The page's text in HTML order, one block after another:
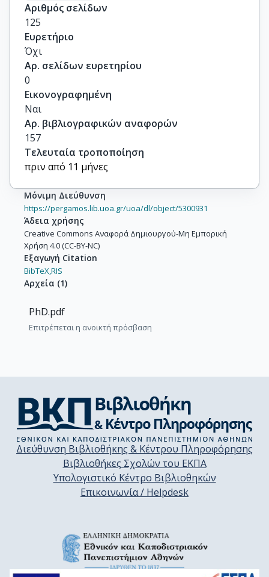
Αριθμός σελίδων
125
Ευρετήριο
Όχι
Αρ. σελίδων ευρετηρίου
0
Εικονογραφημένη
Ναι
Αρ. βιβλιογραφικών αναφορών
157
Τελευταία τροποποίηση
πριν από 11 μήνες
Μόνιμη Διεύθυνση
https://pergamos.lib.uoa.gr/uoa/dl/object/5300931
Άδεια χρήσης
Creative Commons Αναφορά Δημιουργού-Μη Εμπορική
Χρήση 4.0 (CC-BY-NC)
Εξαγωγή Citation
BibTeX,RIS
Αρχεία (1)
PhD.pdf
Επιτρέπεται η ανοικτή πρόσβαση
Διεύθυνση Βιβλιοθήκης & Κέντρου Πληροφόρησης
Βιβλιοθήκες Σχολών του ΕΚΠΑ
Υπολογιστικό Κέντρο Βιβλιοθηκών
Επικοινωνία / Helpdesk